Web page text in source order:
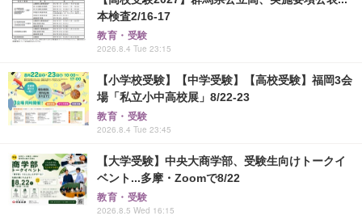
本検査2/16-17
教育・受験
2026.8.4 Tue 23:15
【小学校受験】【中学受験】【高校受験】福岡3会
場「私立小中高校展」8/22-23
教育・受験
2026.8.4 Tue 23:45
【大学受験】中央大商学部、受験生向けトークイ
ベント...多摩・Zoomで8/22
教育・受験
2026.8.5 Wed 16:15